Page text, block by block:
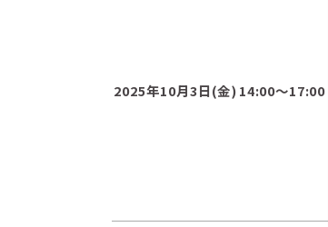
2025年10月3日(金) 14:00～17:00